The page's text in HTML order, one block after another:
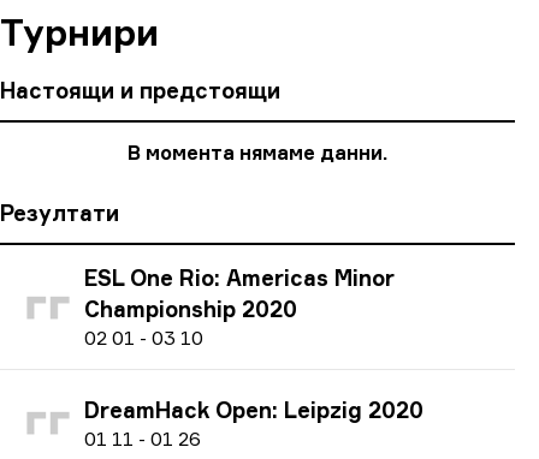
Турнири
Настоящи и предстоящи
В момента нямаме данни.
Резултати
ESL One Rio: Americas Minor
Championship 2020
02 01 - 03 10
DreamHack Open: Leipzig 2020
01 11 - 01 26